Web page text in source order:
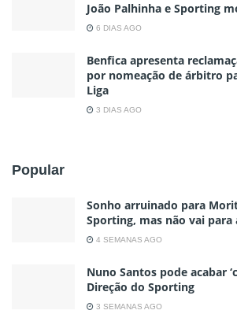
João Palhinha e Sporting
6 DIAS AGO
Benfica apresenta
por nomeação de árbitro
Liga
3 DIAS AGO
Popular
Sonho arruinado para
Sporting, mas não vai para
4 SEMANAS AGO
Nuno Santos pode acabar
Direção do Sporting
3 SEMANAS AGO